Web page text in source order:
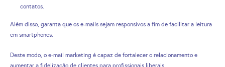
contatos.
Além disso, garanta que os e-mails sejam responsivos a fim de facilitar a leitura
em smartphones.
Deste modo, o e-mail marketing é capaz de fortalecer o relacionamento e
aumentar a fidelização de clientes para profissionais liberais.